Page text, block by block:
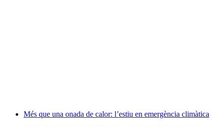
Més que una onada de calor: l’estiu en emergència climàtica